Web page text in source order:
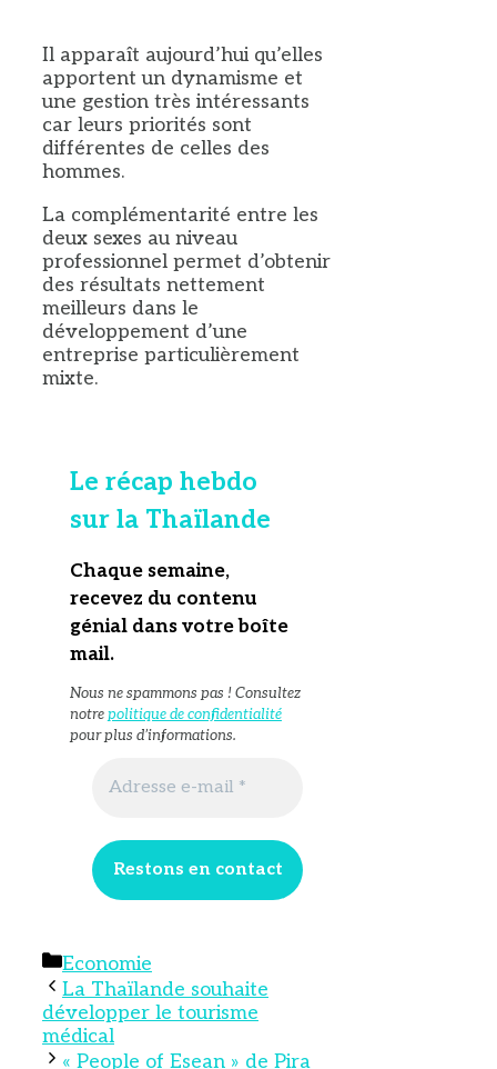
Il apparaît aujourd’hui qu’elles
apportent un dynamisme et
une gestion très intéressants
car leurs priorités sont
différentes de celles des
hommes.
La complémentarité entre les
deux sexes au niveau
professionnel permet d’obtenir
des résultats nettement
meilleurs dans le
développement d’une
entreprise particulièrement
mixte.
Le récap hebdo
sur la Thaïlande
Chaque semaine,
recevez du contenu
génial dans votre boîte
mail.
Nous ne spammons pas ! Consultez
notrepolitique de confidentialité
pour plus d’informations.
Catégories
Economie
La Thaïlande souhaite
développer le tourisme
médical
« People of Esean » de Pira